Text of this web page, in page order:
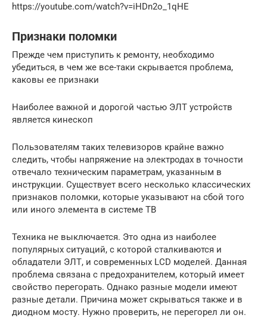
https://youtube.com/watch?v=iHDn2o_1qHE
Признаки поломки
Прежде чем приступить к ремонту, необходимо
убедиться, в чем же все-таки скрывается проблема,
каковы ее признаки
Наиболее важной и дорогой частью ЭЛТ устройств
является кинескоп
Пользователям таких телевизоров крайне важно
следить, чтобы напряжение на электродах в точности
отвечало техническим параметрам, указанным в
инструкции. Существует всего несколько классических
признаков поломки, которые указывают на сбой того
или иного элемента в системе ТВ
Техника не выключается. Это одна из наиболее
популярных ситуаций, с которой сталкиваются и
обладатели ЭЛТ, и современных LCD моделей. Данная
проблема связана с предохранителем, который имеет
свойство перегорать. Однако разные модели имеют
разные детали. Причина может скрываться также и в
диодном мосту. Нужно проверить, не перегорел ли он.